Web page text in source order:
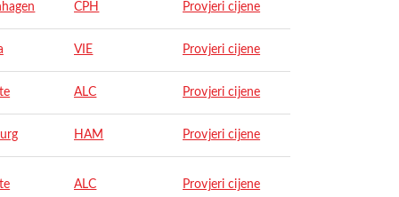
CPH Provjeri cijene
VIE Provjeri cijene
ALC Provjeri cijene
HAM Provjeri cijene
ALC Provjeri cijene